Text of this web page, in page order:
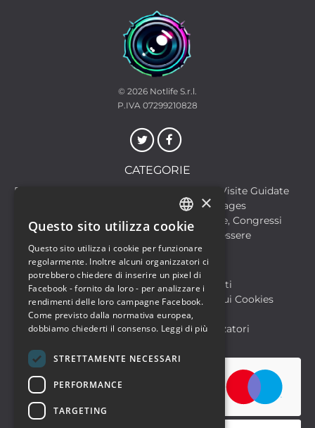
© 2026 Notlife S.r.l.
P.IVA 07299210828
CATEGORIE
Discoteche
Escursioni & Visite Guidate
Food & Beverages
Formazione
Meeting, Fiere, Congressi
Musica, Eventi Live, Club
Salute & Benessere
Sport & Motori
Biglietteria SIAE
Archivio Eventi
Informativa sulla Privacy
Informativa sui Cookies
Condizioni di utilizzo
Help
FAQ Utenti
FAQ Organizzatori
ITALIAN
ENGLISH
×
Questo sito utilizza cookie
Questo sito utilizza i cookie per funzionare
regolarmente. Inoltre alcuni organizzatori ci
potrebbero chiedere di inserire un pixel di
Facebook - fornito da loro - per analizzare i
rendimenti delle loro campagne Facebook.
Come previsto dalla normativa europea,
dobbiamo chiederti il consenso. Leggi di più
STRETTAMENTE NECESSARI
PERFORMANCE
TARGETING